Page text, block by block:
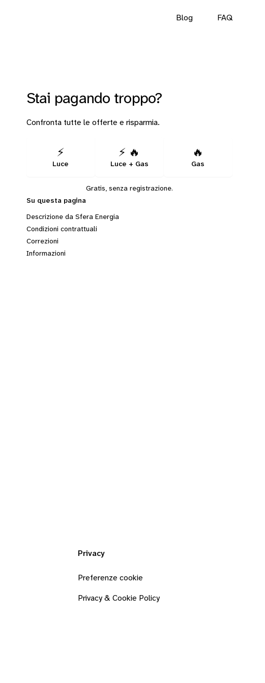
Blog FAQ
Stai pagando troppo?
Confronta tutte le offerte e risparmia.
⚡
Luce
⚡ 🔥
Luce + Gas
🔥
Gas
Gratis, senza registrazione.
Su questa pagina
Descrizione da Sfera Energia
Condizioni contrattuali
Correzioni
Informazioni
Privacy
Preferenze cookie
Privacy & Cookie Policy